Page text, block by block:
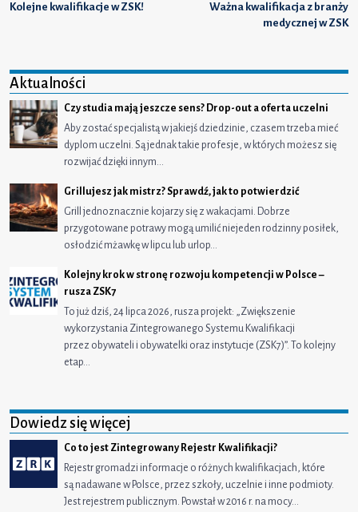
Kolejne kwalifikacje w ZSK!
Ważna kwalifikacja z branży
medycznej w ZSK
Aktualności
Czy studia mają jeszcze sens? Drop-out a oferta uczelni
Aby zostać specjalistą w jakiejś dziedzinie, czasem trzeba mieć
dyplom uczelni. Są jednak takie profesje, w których możesz się
rozwijać dzięki innym…
Grillujesz jak mistrz? Sprawdź, jak to potwierdzić
Grill jednoznacznie kojarzy się z wakacjami. Dobrze
przygotowane potrawy mogą umilić niejeden rodzinny posiłek,
osłodzić mżawkę w lipcu lub urlop…
Kolejny krok w stronę rozwoju kompetencji w Polsce –
rusza ZSK7
To już dziś, 24 lipca 2026, rusza projekt: „Zwiększenie
wykorzystania Zintegrowanego Systemu Kwalifikacji
przez obywateli i obywatelki oraz instytucje (ZSK7)”. To kolejny
etap…
Dowiedz się więcej
Co to jest Zintegrowany Rejestr Kwalifikacji?
Rejestr gromadzi informacje o różnych kwalifikacjach, które
są nadawane w Polsce, przez szkoły, uczelnie i inne podmioty.
Jest rejestrem publicznym. Powstał w 2016 r. na mocy…